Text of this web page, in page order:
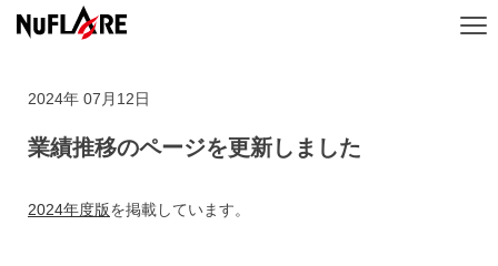
2024年 07月12日
業績推移のページを更新しました
2024年度版を掲載しています。